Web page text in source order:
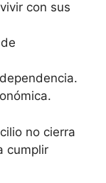
con sus
no cierra
cumplir